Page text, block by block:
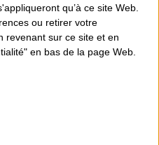
qu’à ce site Web.
ou retirer votre
revenant sur ce site et en
en bas de la page Web.